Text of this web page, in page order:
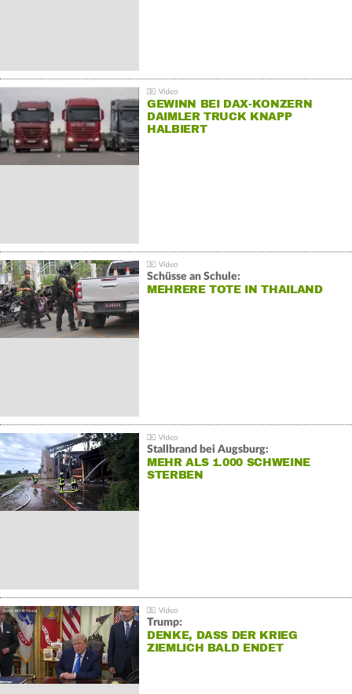
GEWINN BEI DAX-KONZERN
DAIMLER TRUCK KNAPP
HALBIERT
Schüsse an Schule:
MEHRERE TOTE IN THAILAND
Stallbrand bei Augsburg:
MEHR ALS 1.000 SCHWEINE
STERBEN
Trump:
DENKE, DASS DER KRIEG
ZIEMLICH BALD ENDET